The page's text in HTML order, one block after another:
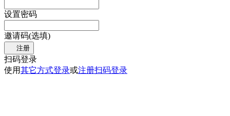
设置密码
邀请码(选填)
注册
扫码登录
使用其它方式登录或注册扫码登录